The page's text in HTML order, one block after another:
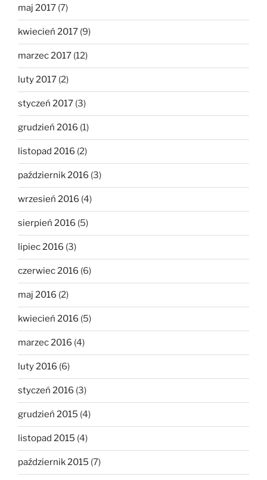
maj 2017 (7)
kwiecień 2017 (9)
marzec 2017 (12)
luty 2017 (2)
styczeń 2017 (3)
grudzień 2016 (1)
listopad 2016 (2)
październik 2016 (3)
wrzesień 2016 (4)
sierpień 2016 (5)
lipiec 2016 (3)
czerwiec 2016 (6)
maj 2016 (2)
kwiecień 2016 (5)
marzec 2016 (4)
luty 2016 (6)
styczeń 2016 (3)
grudzień 2015 (4)
listopad 2015 (4)
październik 2015 (7)